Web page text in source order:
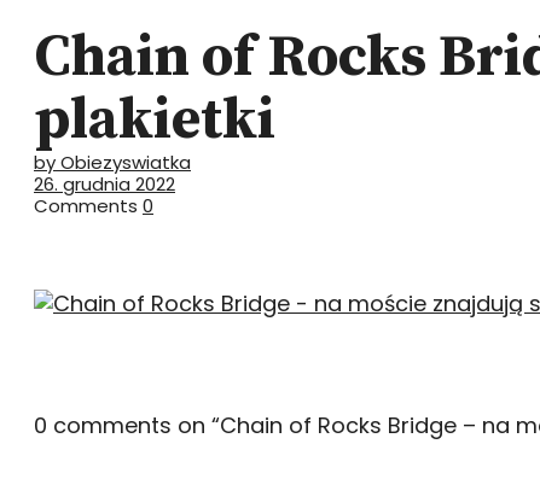
Chain of Rocks
plakietki
by Obiezyswiatka
26. grudnia 2022
Comments 0
0 comments on “Chain of Rocks Bridge – na